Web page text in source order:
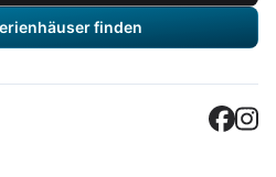
finden